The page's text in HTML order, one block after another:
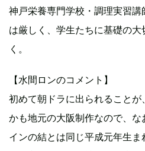
神戸栄養専門学校・調理実習
は厳しく、学生たちに基礎の
く。
【水間ロンのコメント】
初めて朝ドラに出られること
かも地元の大阪制作なので、
インの結とは同じ平成元年生